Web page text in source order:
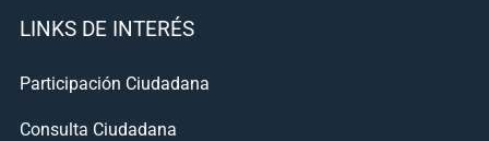
LINKS DE INTERÉS
Participación Ciudadana
Consulta Ciudadana